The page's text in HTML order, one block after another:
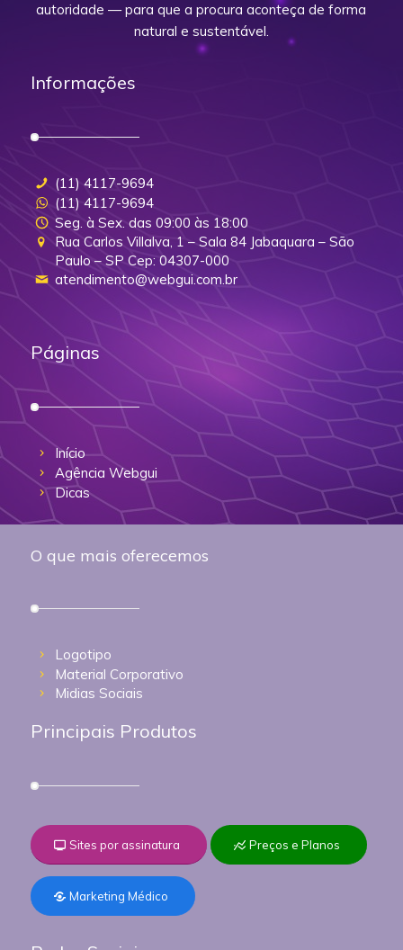
autoridade — para que a procura aconteça de forma
natural e sustentável.
Informações
(11) 4117-9694
(11) 4117-9694
Seg. à Sex. das 09:00 às 18:00
Rua Carlos Villalva, 1 – Sala 84 Jabaquara – São
Paulo – SP Cep: 04307-000
atendimento@webgui.com.br
Páginas
Início
Agência Webgui
Dicas
O que mais oferecemos
Logotipo
Material Corporativo
Midias Sociais
Principais Produtos
Sites por assinatura Preços e Planos
Marketing Médico